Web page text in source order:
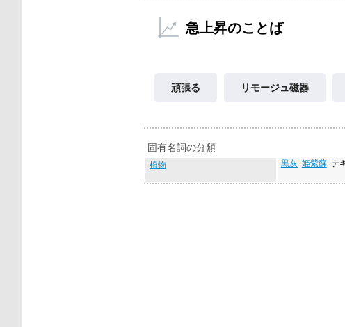
急上昇のことば
頑張る リモージュ磁器
固有名詞の分類
植物 黒灰 姫紫蘇テ